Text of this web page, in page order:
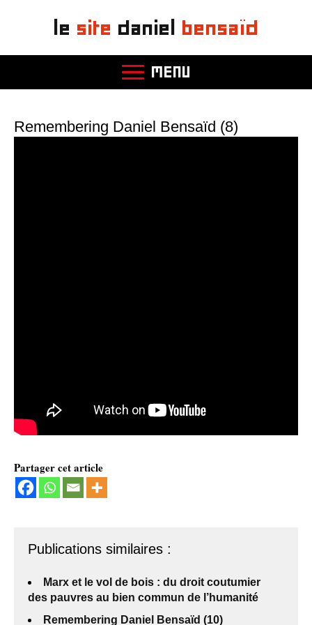
le site daniel bensaïd
MENU
Remembering Daniel Bensaïd (8)
Partager cet article
Publications similaires :
Marx et le vol de bois : du droit coutumier
des pauvres au bien commun de l’humanité
Remembering Daniel Bensaïd (10)